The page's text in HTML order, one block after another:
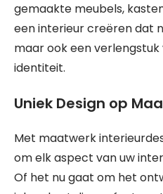
gemaakte meubels,
een interieur creëren dat
maar ook een
identiteit.
Uniek Design op
Met maatwerk
om elk aspect van uw
Of het nu gaat om het